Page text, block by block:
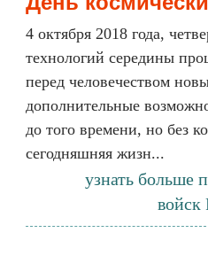
4 октября 2018 года,
технологий середины
перед человечеством
дополнительные
до того времени, но без
сегодняшняя жизн...
узнать больше
войск